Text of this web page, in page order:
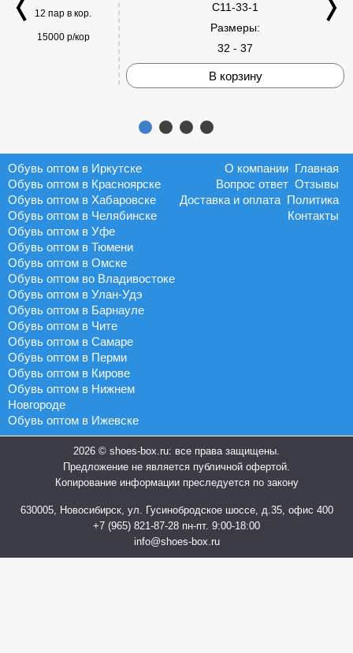
12 пар в кор.
15000 р/кор
C11-33-1
Размеры:
32 - 37
В корзину
Обувь оптом в Иркутске
Обувь оптом в Красноярске
Обувь оптом в Хабаровске
Обувь оптом в Челябинске
Обувь оптом в Уфе
Обувь оптом в Тюмени
Обувь оптом в Омске
Обувь оптом во Владивостоке
Обувь оптом в Улан-Удэ
Обувь оптом в Барнауле
Обувь оптом в Чите
Обувь оптом в Самаре
Обувь оптом в Перми
Обувь оптом в Кирове
Обувь оптом в Нижнем
Новгороде
Обувь оптом в Ижевске
Главная
О компании
Отзывы
Вопрос ответ
Политика
Доставка и оплата
Контакты
2026 © shoes-box.ru: все права защищены.
Предложение не является публичной офертой.
Копирование информации преследуется по закону
630005, Новосибирск, ул. Гусинобродское шоссе, д.35, офис 400
+7 (965) 821-87-28 пн-пт. 9:00-18:00
info@shoes-box.ru